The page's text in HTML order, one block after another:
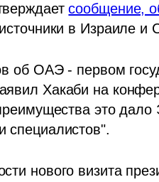
сообщение,
в Израиле и
об ОАЭ - первом
Хакаби на
это
специалистов".
нового визита